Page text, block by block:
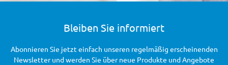
Bleiben Sie informiert
Abonnieren Sie jetzt einfach unseren regelmäßig erscheinenden
Newsletter und werden Sie über neue Produkte und Angebote